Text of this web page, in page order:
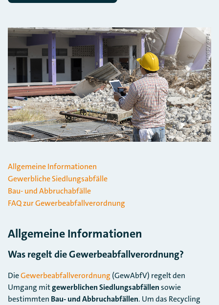
Foto: AdobeStock/skarie
Allgemeine Informationen
Gewerbliche Siedlungsabfälle
Bau- und Abbruchabfälle
FAQ zur Gewerbeabfallverordnung
Allgemeine Informationen
Was regelt die Gewerbeabfallverordnung?
DieGewerbeabfallverordnung (GewAbfV) regelt den
Umgang mitgewerblichen Siedlungsabfällensowie
bestimmten Bau- und Abbruchabfällen. Um das Recycling